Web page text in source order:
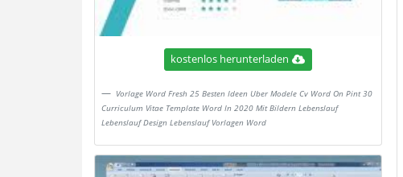
kostenlos herunterladen
Vorlage Word Fresh 25 Besten Ideen Uber Modele Cv Word On Pint 30
Curriculum Vitae Template Word In 2020 Mit Bildern Lebenslauf
Lebenslauf Design Lebenslauf Vorlagen Word